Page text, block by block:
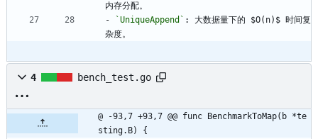
内存分配。
-
`UniqueAppend` : 大数据量下的 $O(n)$ 时间复
杂度。
4 bench_test.go
@ -93,7 +93,7 @@ func BenchmarkToMap(b *te
sting.B) {